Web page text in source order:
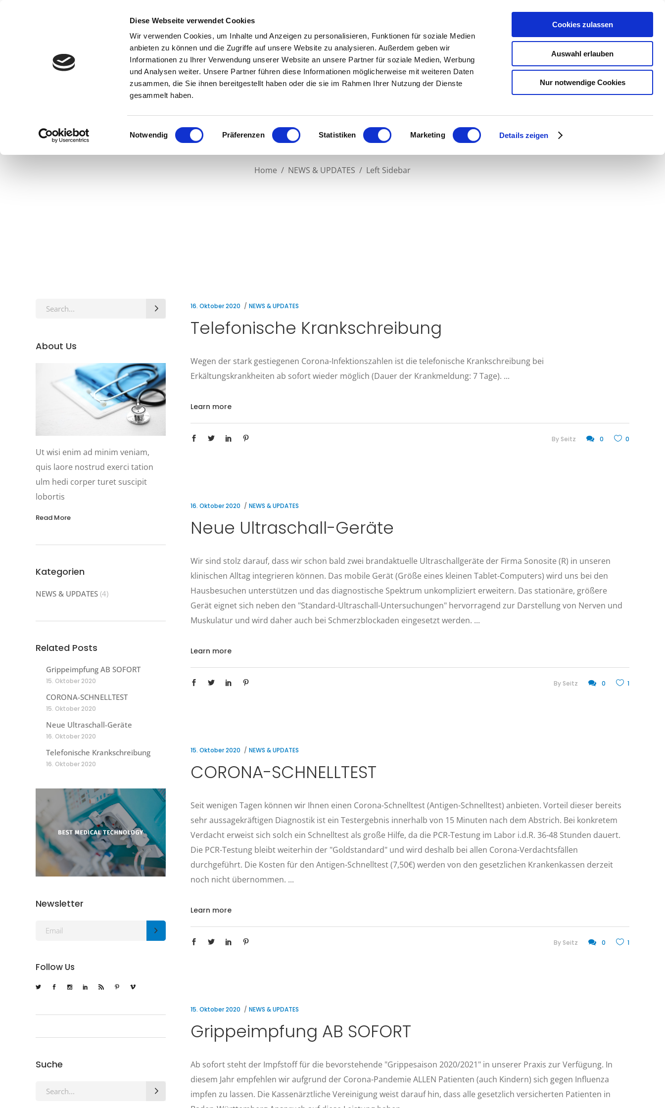
Diese Webseite verwendet Cookies
Wir verwenden Cookies, um Inhalte und Anzeigen zu personalisieren, Funktionen für soziale Medien
anbieten zu können und die Zugriffe auf unsere Website zu analysieren. Außerdem geben wir
Informationen zu Ihrer Verwendung unserer Website an unsere Partner für soziale Medien, Werbung
und Analysen weiter. Unsere Partner führen diese Informationen möglicherweise mit weiteren Daten
zusammen, die Sie ihnen bereitgestellt haben oder die sie im Rahmen Ihrer Nutzung der Dienste
gesammelt haben.
Einwilligungsauswahl
Notwendig Präferenzen Statistiken Marketing Details zeigen
Cookies zulassen
Auswahl erlauben
Nur notwendige Cookies
Home Emergencies
Left Sidebar
Home / NEWS & UPDATES / Left Sidebar
16. Oktober 2020 NEWS & UPDATES
Telefonische Krankschreibung
Wegen der stark gestiegenen Corona-Infektionszahlen ist die telefonische Krankschreibung bei
Erkältungskrankheiten ab sofort wieder möglich (Dauer der Krankmeldung: 7 Tage).
Learn more
By Seitz 0 0
16. Oktober 2020 NEWS & UPDATES
Neue Ultraschall-Geräte
Wir sind stolz darauf, dass wir schon bald zwei brandaktuelle Ultraschallgeräte der Firma Sonosite (R) in unseren
klinischen Alltag integrieren können. Das mobile Gerät (Größe eines kleinen Tablet-Computers) wird uns bei den
Hausbesuchen unterstützen und das diagnostische Spektrum unkompliziert erweitern. Das stationäre, größere
Gerät eignet sich neben den "Standard-Ultraschall-Untersuchungen" hervorragend zur Darstellung von Nerven und
Muskulatur und wird daher auch bei Schmerzblockaden eingesetzt werden.
Learn more
By Seitz 0 1
15. Oktober 2020 NEWS & UPDATES
CORONA-SCHNELLTEST
Seit wenigen Tagen können wir Ihnen einen Corona-Schnelltest (Antigen-Schnelltest) anbieten. Vorteil dieser bereits
sehr aussagekräftigen Diagnostik ist ein Testergebnis innerhalb von 15 Minuten nach dem Abstrich. Bei konkretem
Verdacht erweist sich solch ein Schnelltest als große Hilfe, da die PCR-Testung im Labor i.d.R. 36-48 Stunden dauert.
Die PCR-Testung bleibt weiterhin der "Goldstandard" und wird deshalb bei allen Corona-Verdachtsfällen
durchgeführt. Die Kosten für den Antigen-Schnelltest (7,50€) werden von den gesetzlichen Krankenkassen derzeit
noch nicht übernommen.
Learn more
By Seitz 0 1
15. Oktober 2020 NEWS & UPDATES
Grippeimpfung AB SOFORT
Ab sofort steht der Impfstoff für die bevorstehende "Grippesaison 2020/2021" in unserer Praxis zur Verfügung. In
diesem Jahr empfehlen wir aufgrund der Corona-Pandemie ALLEN Patienten (auch Kindern) sich gegen Influenza
impfen zu lassen. Die Kassenärztliche Vereinigung weist darauf hin, dass alle gesetzlich versicherten Patienten in
Search
About Us
Ut wisi enim ad minim veniam,
quis laore nostrud exerci tation
ulm hedi corper turet suscipit
lobortis
Read More
Kategorien
NEWS & UPDATES (4)
Related Posts
Grippeimpfung AB SOFORT
15. Oktober 2020
CORONA-SCHNELLTEST
15. Oktober 2020
Neue Ultraschall-Geräte
16. Oktober 2020
Telefonische Krankschreibung
16. Oktober 2020
Newsletter
Follow Us
Suche
Search